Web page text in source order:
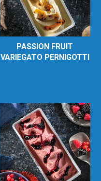
PASSION FRUIT
VARIEGATO PERNIGOTTI